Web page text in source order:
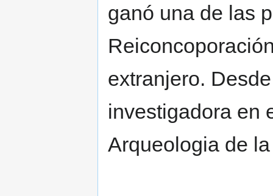
ganó una de las
extranjero.
investigadora en
Arqueologia de